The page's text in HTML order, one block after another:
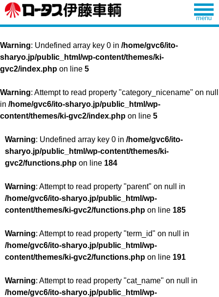
Warning: Undefined array key 0 in /home/gvc6/ito-
sharyo.jp/public_html/wp-content/themes/ki-
gvc2/index.php on line 5
Warning: Attempt to read property "category_nicename" on null
in /home/gvc6/ito-sharyo.jp/public_html/wp-
content/themes/ki-gvc2/index.php on line 5
Warning: Undefined array key 0 in /home/gvc6/ito-
sharyo.jp/public_html/wp-content/themes/ki-
gvc2/functions.php on line 184
Warning: Attempt to read property "parent" on null in
/home/gvc6/ito-sharyo.jp/public_html/wp-
content/themes/ki-gvc2/functions.php on line 185
Warning: Attempt to read property "term_id" on null in
/home/gvc6/ito-sharyo.jp/public_html/wp-
content/themes/ki-gvc2/functions.php on line 191
Warning: Attempt to read property "cat_name" on null in
/home/gvc6/ito-sharyo.jp/public_html/wp-